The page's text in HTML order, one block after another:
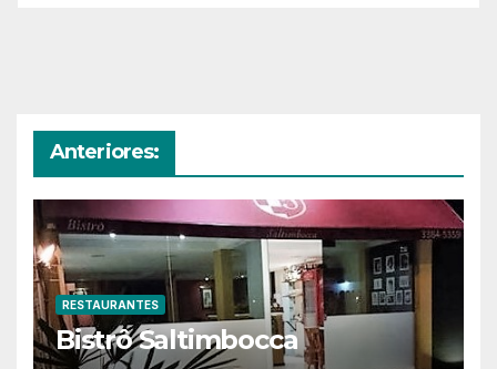
Anteriores:
RESTAURANTES
Bistrô Saltimbocca